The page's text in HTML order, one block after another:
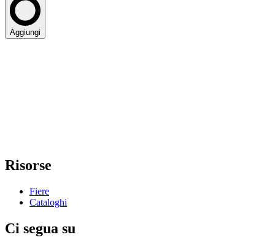
Aggiungi
Risorse
Fiere
Cataloghi
Ci segua su